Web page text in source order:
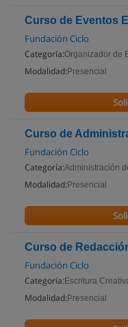
Curso de Eventos
Fundación Ciclo
Categoría:Organizador de
Modalidad: Presencial
Curso de
Fundación Ciclo
Categoría:Administración
Modalidad: Presencial
Curso de
Fundación Ciclo
Categoría: Escritura
Modalidad: Presencial